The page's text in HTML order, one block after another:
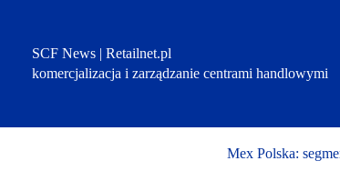
SCF News | Retailnet.pl
komercjalizacja i zarządzanie centrami handlowymi
Mex Polska: